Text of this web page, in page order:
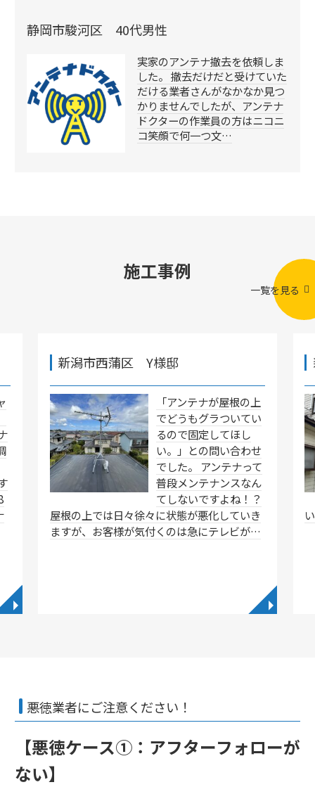
静岡市駿河区 40代男性
実家のアンテナ撤去を依頼しま
した。 撤去だけだと受けていた
だける業者さんがなかなか見つ
かりませんでしたが、アンテナ
ドクターの作業員の方はニコニ
コ笑顔で何一つ文…
施工事例
一覧を見る
◥
新潟市西蒲区 Y様邸
「アンテナが屋根の上
でどうもグラついてい
るので固定してほし
い。」との問い合わせ
でした。 アンテナって
普段メンテナンスなん
てしないですよね！？
屋根の上では日々徐々に状態が悪化していき
ますが、お客様が気付くのは急にテレビが…
◥
悪徳業者にご注意ください！
【悪徳ケース①：アフターフォローが
ない】